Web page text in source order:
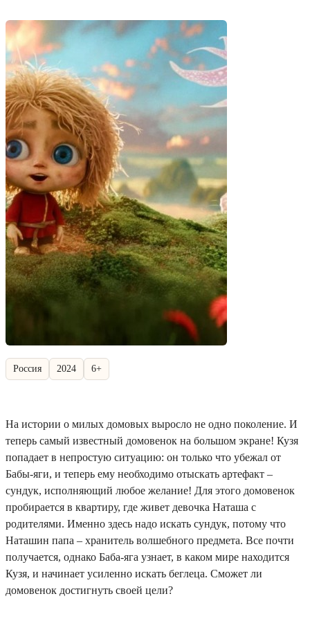
Россия 2024 6+
На истории о милых домовых выросло не одно поколение. И
теперь самый известный домовенок на большом экране! Кузя
попадает в непростую ситуацию: он только что убежал от
Бабы-яги, и теперь ему необходимо отыскать артефакт –
сундук, исполняющий любое желание! Для этого домовенок
пробирается в квартиру, где живет девочка Наташа с
родителями. Именно здесь надо искать сундук, потому что
Наташин папа – хранитель волшебного предмета. Все почти
получается, однако Баба-яга узнает, в каком мире находится
Кузя, и начинает усиленно искать беглеца. Сможет ли
домовенок достигнуть своей цели?